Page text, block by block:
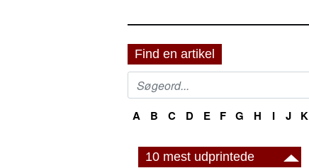
Find en artikel
A B C D E F G H I J K
10 mest udprintede